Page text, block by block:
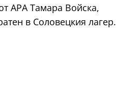
APA Тамара Войска,
в Соловецкия лагер.